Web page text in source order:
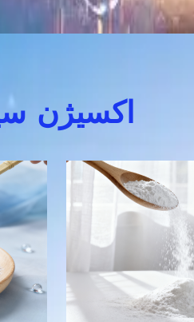
اکسیژن